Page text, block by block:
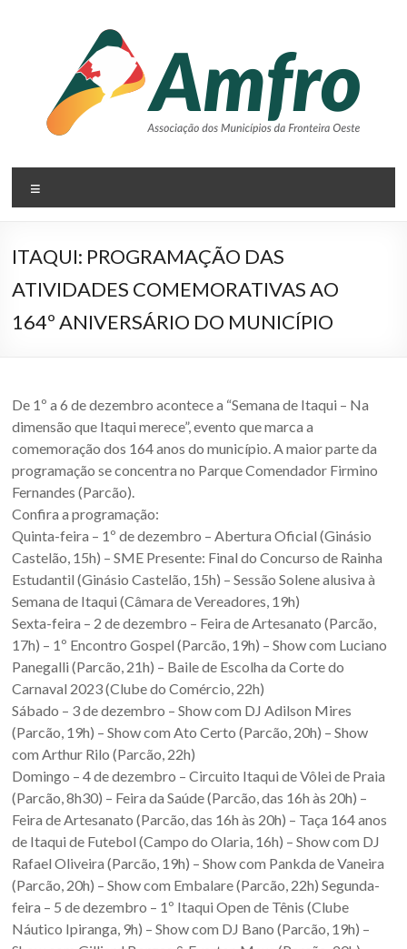
AMFRO
–
Associação
dos
Municípios
Oeste
–
RS
Site
da
Associação
dos
Municípios
da
Fronteira
Oeste
do
estado
do
Rio
Grande
do
Sul.
ITAQUI: PROGRAMAÇÃO DAS
ATIVIDADES COMEMORATIVAS AO
164º ANIVERSÁRIO DO MUNICÍPIO
De 1º a 6 de dezembro acontece a “Semana de Itaqui – Na
dimensão que Itaqui merece”, evento que marca a
comemoração dos 164 anos do município. A maior parte da
programação se concentra no Parque Comendador Firmino
Fernandes (Parcão).
Confira a programação:
Quinta-feira – 1º de dezembro – Abertura Oficial (Ginásio
Castelão, 15h) – SME Presente: Final do Concurso de Rainha
Estudantil (Ginásio Castelão, 15h) – Sessão Solene alusiva à
Semana de Itaqui (Câmara de Vereadores, 19h)
Sexta-feira – 2 de dezembro – Feira de Artesanato (Parcão,
17h) – 1º Encontro Gospel (Parcão, 19h) – Show com Luciano
Panegalli (Parcão, 21h) – Baile de Escolha da Corte do
Carnaval 2023 (Clube do Comércio, 22h)
Sábado – 3 de dezembro – Show com DJ Adilson Mires
(Parcão, 19h) – Show com Ato Certo (Parcão, 20h) – Show
com Arthur Rilo (Parcão, 22h)
Domingo – 4 de dezembro – Circuito Itaqui de Vôlei de Praia
(Parcão, 8h30) – Feira da Saúde (Parcão, das 16h às 20h) –
Feira de Artesanato (Parcão, das 16h às 20h) – Taça 164 anos
de Itaqui de Futebol (Campo do Olaria, 16h) – Show com DJ
Rafael Oliveira (Parcão, 19h) – Show com Pankda de Vaneira
(Parcão, 20h) – Show com Embalare (Parcão, 22h) Segunda-
feira – 5 de dezembro – 1º Itaqui Open de Tênis (Clube
Náutico Ipiranga, 9h) – Show com DJ Bano (Parcão, 19h) –